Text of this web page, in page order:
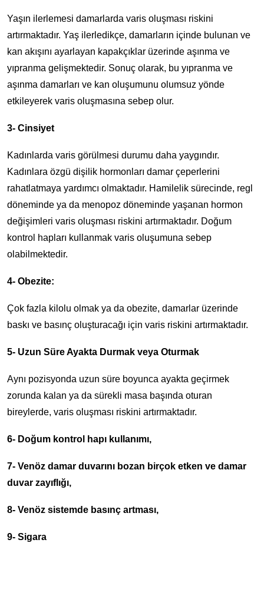
Yaşın ilerlemesi damarlarda varis oluşması riskini
artırmaktadır. Yaş ilerledikçe, damarların içinde bulunan ve
kan akışını ayarlayan kapakçıklar üzerinde aşınma ve
yıpranma gelişmektedir. Sonuç olarak, bu yıpranma ve
aşınma damarları ve kan oluşumunu olumsuz yönde
etkileyerek varis oluşmasına sebep olur.
3- Cinsiyet
Kadınlarda varis görülmesi durumu daha yaygındır.
Kadınlara özgü dişilik hormonları damar çeperlerini
rahatlatmaya yardımcı olmaktadır. Hamilelik sürecinde, regl
döneminde ya da menopoz döneminde yaşanan hormon
değişimleri varis oluşması riskini artırmaktadır. Doğum
kontrol hapları kullanmak varis oluşumuna sebep
olabilmektedir.
4- Obezite:
Çok fazla kilolu olmak ya da obezite, damarlar üzerinde
baskı ve basınç oluşturacağı için varis riskini artırmaktadır.
5- Uzun Süre Ayakta Durmak veya Oturmak
Aynı pozisyonda uzun süre boyunca ayakta geçirmek
zorunda kalan ya da sürekli masa başında oturan
bireylerde, varis oluşması riskini artırmaktadır.
6- Doğum kontrol hapı kullanımı,
7- Venöz damar duvarını bozan birçok etken ve damar
duvar zayıflığı,
8- Venöz sistemde basınç artması,
9- Sigara